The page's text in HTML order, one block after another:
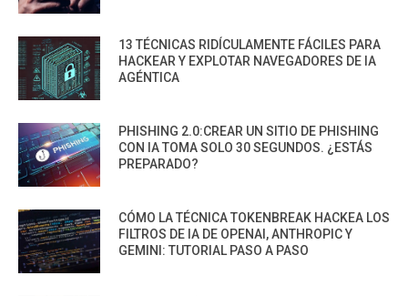
13 TÉCNICAS RIDÍCULAMENTE FÁCILES PARA
HACKEAR Y EXPLOTAR NAVEGADORES DE IA
AGÉNTICA
PHISHING 2.0:CREAR UN SITIO DE PHISHING
CON IA TOMA SOLO 30 SEGUNDOS. ¿ESTÁS
PREPARADO?
CÓMO LA TÉCNICA TOKENBREAK HACKEA LOS
FILTROS DE IA DE OPENAI, ANTHROPIC Y
GEMINI: TUTORIAL PASO A PASO